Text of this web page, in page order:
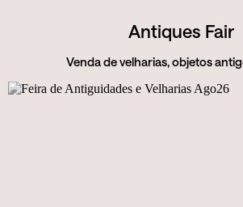
Antiques Fair
Venda de velharias, objetos